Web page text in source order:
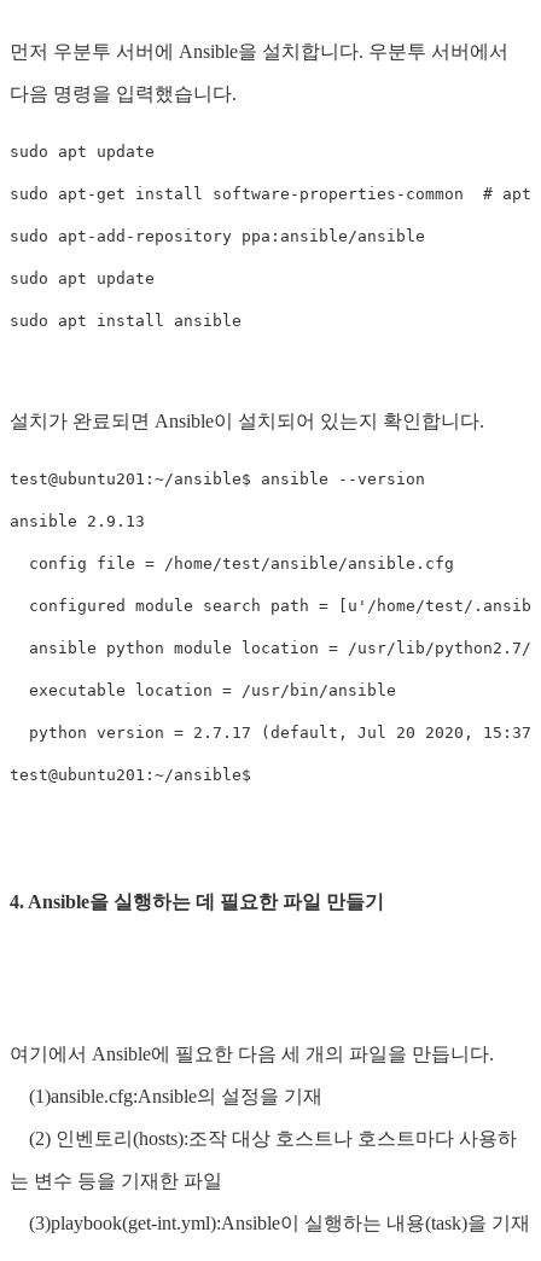
먼저 우분투 서버에 Ansible을 설치합니다. 우분투 서버에서
다음 명령을 입력했습니다.
sudo apt update
sudo apt-get install software-properties-common  # aptだと
sudo apt-add-repository ppa:ansible/ansible
sudo apt update
설치가 완료되면 Ansible이 설치되어 있는지 확인합니다.
test@ubuntu201:~/ansible$ ansible --version
ansible 2.9.13
  config file = /home/test/ansible/ansible.cfg
configured module search path = [u'/home/test/
ansible python module location = /usr/lib/python2.7/
  executable location = /usr/bin/ansible
python version = 2.7.17 (default, Jul 20 2020,
4. Ansible을 실행하는 데 필요한 파일 만들기
여기에서 Ansible에 필요한 다음 세 개의 파일을 만듭니다.
(1)ansible.cfg:Ansible의 설정을 기재
(2) 인벤토리(hosts):조작 대상 호스트나 호스트마다 사용하
는 변수 등을 기재한 파일
(3)playbook(get-int.yml):Ansible이 실행하는 내용(task)을 기재